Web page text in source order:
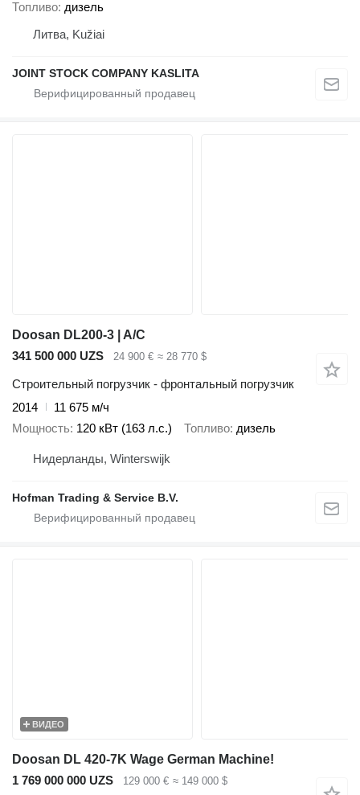
Топливо дизель
Литва, Kužiai
JOINT STOCK COMPANY KASLITA
Doosan DL200-3 | A/C
341 500 000 UZS
24 900 € ≈ 28 770 $
Строительный погрузчик - фронтальный погрузчик
2014
11 675 м/ч
Мощность 120 кВт (163 л.с.) Топливо дизель
Нидерланды, Winterswijk
Hofman Trading & Service B.V.
ВИДЕО
Doosan DL 420-7K Wage German Machine!
1 769 000 000 UZS
129 000 € ≈ 149 000 $